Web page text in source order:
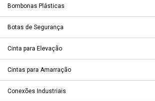
Bombonas Plásticas
Botas de Segurança
Cinta para Elevação
Cintas para Amarração
Conexões Industriais